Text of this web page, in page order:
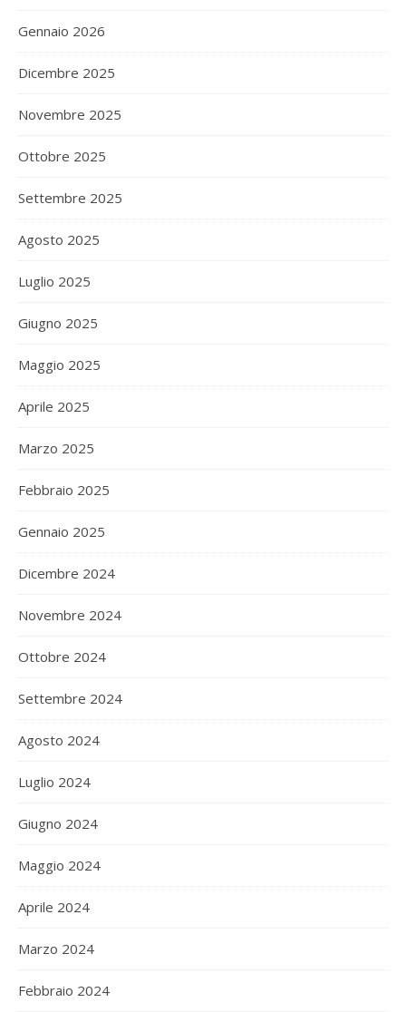
Gennaio 2026
Dicembre 2025
Novembre 2025
Ottobre 2025
Settembre 2025
Agosto 2025
Luglio 2025
Giugno 2025
Maggio 2025
Aprile 2025
Marzo 2025
Febbraio 2025
Gennaio 2025
Dicembre 2024
Novembre 2024
Ottobre 2024
Settembre 2024
Agosto 2024
Luglio 2024
Giugno 2024
Maggio 2024
Aprile 2024
Marzo 2024
Febbraio 2024